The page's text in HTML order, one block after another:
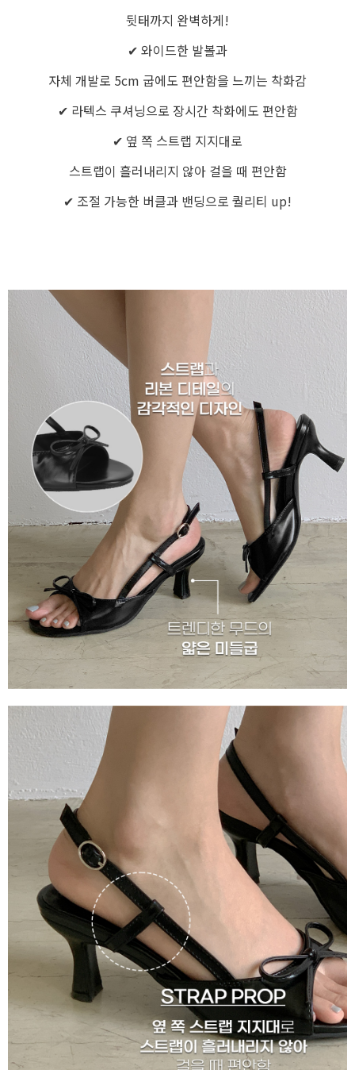
뒷태까지 완벽하게!
✔ 와이드한 발볼과
자체 개발로 5cm 굽에도 편안함을 느끼는 착화감
✔ 라텍스 쿠셔닝으로 장시간 착화에도 편안함
✔ 옆 쪽 스트랩 지지대로
스트랩이 흘러내리지 않아 걸을 때 편안함
✔ 조절 가능한 버클과 밴딩으로 퀄리티 up!